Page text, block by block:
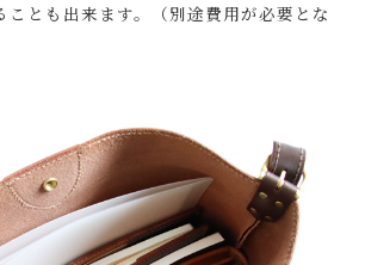
ことも出来ます。（別途費用が必要とな